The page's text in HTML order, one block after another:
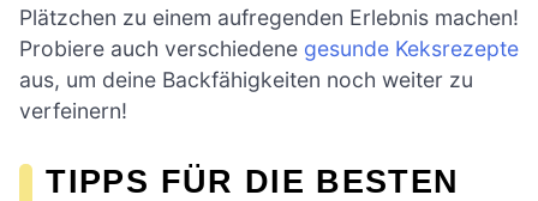
Plätzchen zu einem aufregenden Erlebnis machen!
Probiere auch verschiedene gesunde Keksrezepte
aus, um deine Backfähigkeiten noch weiter zu
verfeinern!
TIPPS FÜR DIE BESTEN